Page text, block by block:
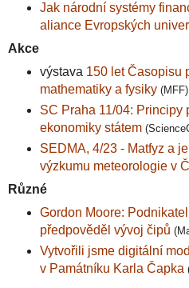
Jak národní systémy
aliance Evropských
Akce
výstava 150 let Časopisu
mathematiky a fysiky (MFF)
SC Praha 11/04: Principy
ekonomiky státem
SEDMA, 4/23 - Matfyz a
výzkumu meteorologie v
Různé
Gordon Moore:
předpověděl vývoj čipů
Vytvořili jsme digitální
v Památníku Karla Čapka